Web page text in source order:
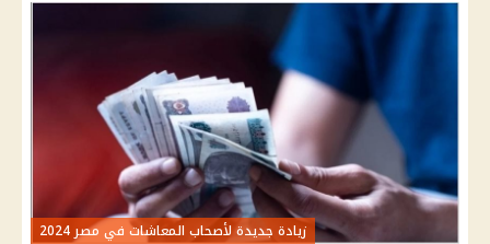
زيادة جديدة لأصحاب المعاشات في مصر 2024